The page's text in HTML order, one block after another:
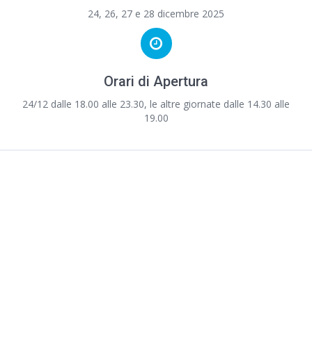
24, 26, 27 e 28 dicembre 2025
Orari di Apertura
24/12 dalle 18.00 alle 23.30, le altre giornate dalle 14.30 alle
19.00